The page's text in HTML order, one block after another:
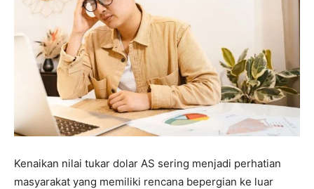
Kenaikan nilai tukar dolar AS sering menjadi perhatian
masyarakat yang memiliki rencana bepergian ke luar